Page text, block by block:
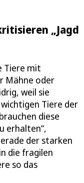
„Jagd
Tiere mit
Mähne oder
weil sie
Tiere der
diese
erhalten“,
der starken
die fragilen
so das